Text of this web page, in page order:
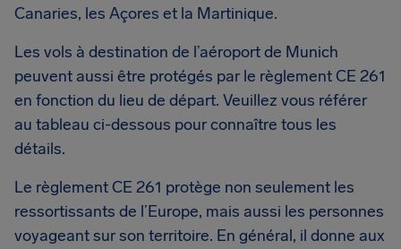
Canaries, les Açores et la Martinique.
Les vols à destination de l’aéroport de Munich
peuvent aussi être protégés par le règlement CE 261
en fonction du lieu de départ. Veuillez vous référer
au tableau ci-dessous pour connaître tous les
détails.
Le règlement CE 261 protège non seulement les
ressortissants de l’Europe, mais aussi les personnes
voyageant sur son territoire. En général, il donne aux